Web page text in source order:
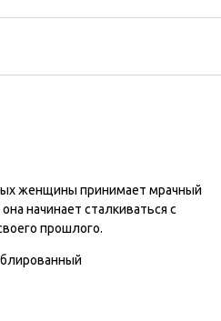
женщины принимает мрачный
начинает сталкиваться с
прошлого.